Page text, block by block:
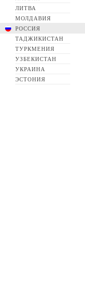
ЛИТВА
МОЛДАВИЯ
РОССИЯ
ТАДЖИКИСТАН
ТУРКМЕНИЯ
УЗБЕКИСТАН
УКРАИНА
ЭСТОНИЯ